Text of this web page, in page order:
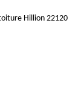
Hillion 22120